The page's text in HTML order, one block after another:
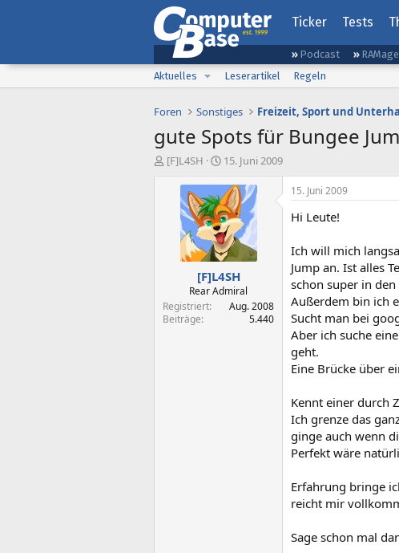
Ticker Tests
Podcast
Aktuelles
Leserartikel Regeln
Foren Sonstiges Freizeit, Sport und
gute Spots für Bungee
E
[F]L4SH
E
s
t
e
l
l
t
a
m
15. Juni 2009
[F]L4SH
Rear Admiral
Registriert
Aug. 2008
Beiträge
5.440
15. Juni 2009
Hi Leute!
Ich will mich
Jump an. Ist alles
schon super in
Außerdem bin ich
Sucht man bei
Aber ich suche
geht.
Eine Brücke über
Kennt einer durch
Ich grenze das
ginge auch wenn
Perfekt wäre
Erfahrung bringe
reicht mir
Sage schon mal